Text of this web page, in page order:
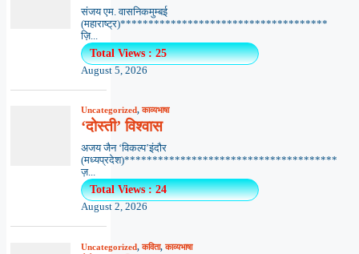
संजय एम. वासनिकमुम्बई
(महाराष्ट्र)*************************************
ज़ि...
Total Views : 25
August 5, 2026
Uncategorized,काव्यभाषा
‘दोस्ती’ विश्वास
अजय जैन ‘विकल्प’इंदौर
(मध्यप्रदेश)**************************************
ज़...
Total Views : 24
August 2, 2026
Uncategorized,कविता,काव्यभाषा